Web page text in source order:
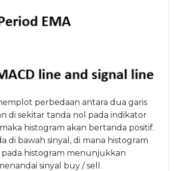
perbedaan antara dua garis
di sekitar tanda nol pada indikator
histogram akan bertanda positif.
di bawah sinyal, di mana histogram
pada histogram menunjukkan
sinyal buy / sell.